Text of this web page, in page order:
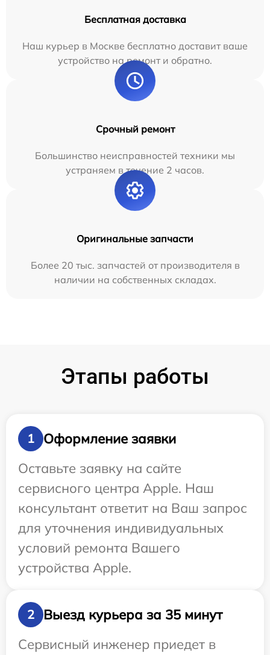
Бесплатная доставка
Наш курьер в Москве бесплатно доставит ваше
устройство на ремонт и обратно.
Срочный ремонт
Большинство неисправностей техники мы
устраняем в течение 2 часов.
Оригинальные запчасти
Более 20 тыс. запчастей от производителя в
наличии на собственных складах.
Этапы работы
1
Оформление заявки
Оставьте заявку на сайте
сервисного центра Apple. Наш
консультант ответит на Ваш запрос
для уточнения индивидуальных
условий ремонта Вашего
устройства Apple.
2
Выезд курьера за 35 минут
Сервисный инженер приедет в